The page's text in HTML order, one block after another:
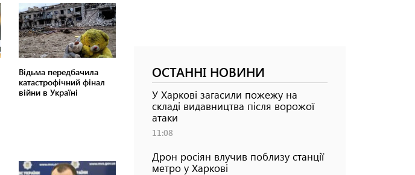
ОСТАННІ НОВИНИ
У Харкові загасили пожежу на
складі видавництва після ворожої
атаки
11:08
Дрон росіян влучив поблизу станції
метро у Харкові